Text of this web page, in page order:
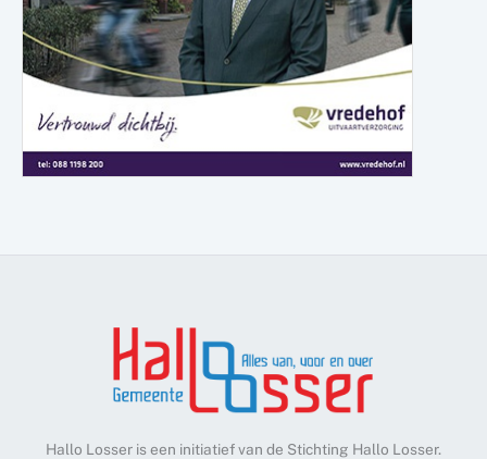
Hallo Losser is een initiatief van de Stichting Hallo Losser.